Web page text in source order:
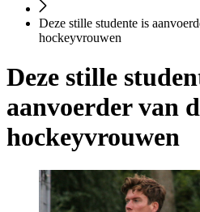
Deze stille studente is
hockeyvrouwen
Deze stille
aanvoerder van
hockeyvrouwen